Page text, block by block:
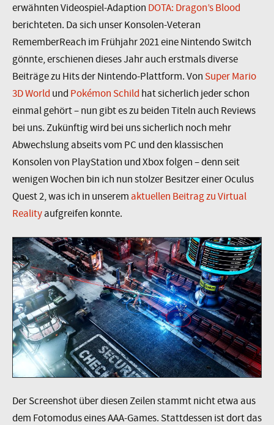
erwähnten Videospiel-Adaption DOTA: Dragon’s Blood
berichteten. Da sich unser Konsolen-Veteran
RememberReach im Frühjahr 2021 eine Nintendo Switch
gönnte, erschienen dieses Jahr auch erstmals diverse
Beiträge zu Hits der Nintendo-Plattform. Von Super Mario
3D World und Pokémon Schild hat sicherlich jeder schon
einmal gehört – nun gibt es zu beiden Titeln auch Reviews
bei uns. Zukünftig wird bei uns sicherlich noch mehr
Abwechslung abseits vom PC und den klassischen
Konsolen von PlayStation und Xbox folgen – denn seit
wenigen Wochen bin ich nun stolzer Besitzer einer Oculus
Quest 2, was ich in unserem aktuellen Beitrag zu Virtual
Realityaufgreifen konnte.
Der Screenshot über diesen Zeilen stammt nicht etwa aus
dem Fotomodus eines AAA-Games. Stattdessen ist dort das